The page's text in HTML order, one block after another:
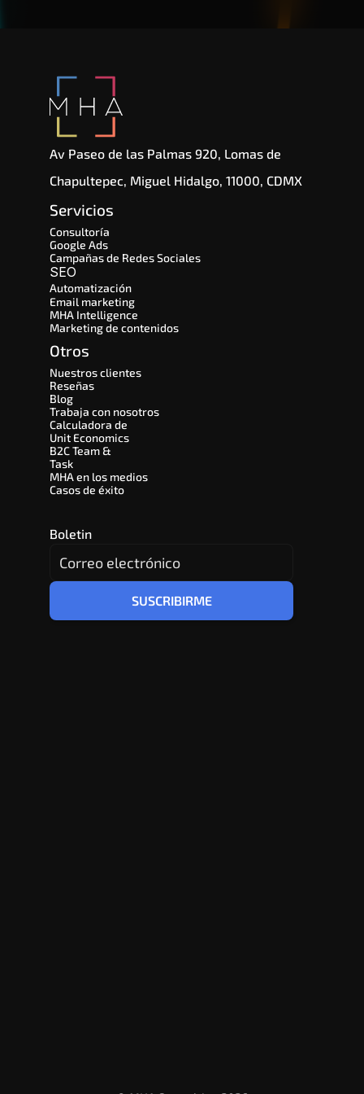
Av Paseo de las Palmas 920, Lomas de
Chapultepec, Miguel Hidalgo, 11000, CDMX
Servicios
Consultoría
Google Ads
Campañas de Redes Sociales
Automatización
Email marketing
MHA Intelligence
Marketing de contenidos
Otros
Nuestros clientes
Reseñas
Blog
Trabaja con nosotros
Calculadora de
Unit Economics
B2C Team &
Task
MHA en los medios
Casos de éxito
Boletin